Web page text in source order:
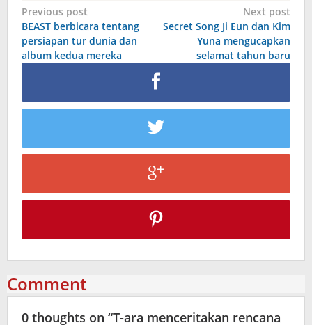
Post
navigation
Previous post
BEAST berbicara tentang
persiapan tur dunia dan
album kedua mereka
Next post
Secret Song Ji Eun dan Kim
Yuna mengucapkan
selamat tahun baru
Comment
0 thoughts on “T-ara menceritakan rencana